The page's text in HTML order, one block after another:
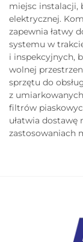
miejsc instalacji,
elektrycznej.
zapewnia łatwy
systemu w
i inspekcyjnych,
wolnej
sprzętu do
z
filtrów
ułatwia dostawę
zastosowaniach